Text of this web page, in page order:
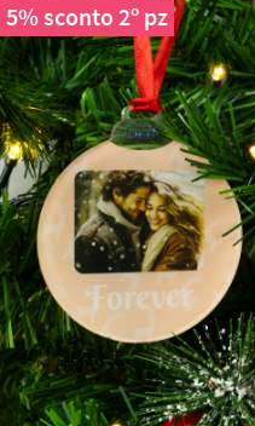
5% sconto 2º pz